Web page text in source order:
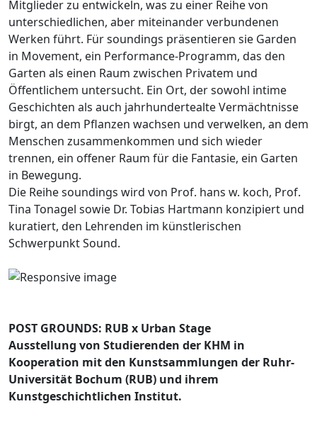
Mitglieder zu entwickeln, was zu einer Reihe von
unterschiedlichen, aber miteinander verbundenen
Werken führt. Für soundings präsentieren sie Garden
in Movement, ein Performance-Programm, das den
Garten als einen Raum zwischen Privatem und
Öffentlichem untersucht. Ein Ort, der sowohl intime
Geschichten als auch jahrhundertealte Vermächtnisse
birgt, an dem Pflanzen wachsen und verwelken, an dem
Menschen zusammenkommen und sich wieder
trennen, ein offener Raum für die Fantasie, ein Garten
in Bewegung.
Die Reihe soundings wird von Prof. hans w. koch, Prof.
Tina Tonagel sowie Dr. Tobias Hartmann konzipiert und
kuratiert, den Lehrenden im künstlerischen
Schwerpunkt Sound.
POST GROUNDS: RUB x Urban Stage
Ausstellung von Studierenden der KHM in
Kooperation mit den Kunstsammlungen der Ruhr-
Universität Bochum (RUB) und ihrem
Kunstgeschichtlichen Institut.